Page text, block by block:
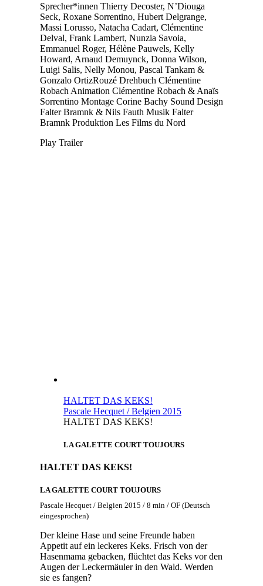
Sprecher*innen Thierry Decoster, N’Diouga
Seck, Roxane Sorrentino, Hubert Delgrange,
Massi Lorusso, Natacha Cadart, Clémentine
Delval, Frank Lambert, Nunzia Savoia,
Emmanuel Roger, Hélène Pauwels, Kelly
Howard, Arnaud Demuynck, Donna Wilson,
Luigi Salis, Nelly Monou, Pascal Tankam &
Gonzalo OrtizRouzé Drehbuch Clémentine
Robach Animation Clémentine Robach & Anaïs
Sorrentino Montage Corine Bachy Sound Design
Falter Bramnk & Nils Fauth Musik Falter
Bramnk Produktion Les Films du Nord
Play Trailer
HALTET DAS KEKS!
Pascale Hecquet / Belgien 2015
HALTET DAS KEKS!
LA GALETTE COURT TOUJOURS
HALTET DAS KEKS!
LA GALETTE COURT TOUJOURS
Pascale Hecquet / Belgien 2015 / 8 min / OF (Deutsch
eingesprochen)
Der kleine Hase und seine Freunde haben
Appetit auf ein leckeres Keks. Frisch von der
Hasenmama gebacken, flüchtet das Keks vor den
Augen der Leckermäuler in den Wald. Werden
sie es fangen?